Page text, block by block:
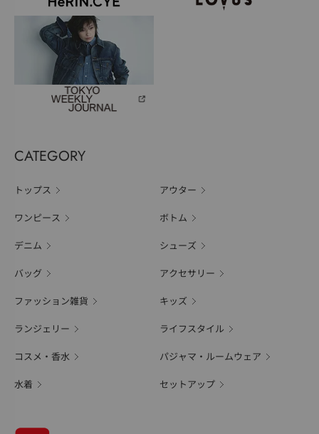
CATEGORY
トップス アウター
ワンピース ボトム
デニム シューズ
バッグ アクセサリー
ファッション雑貨 キッズ
ランジェリー ライフスタイル
コスメ・香水 パジャマ・ルームウェア
水着 セットアップ